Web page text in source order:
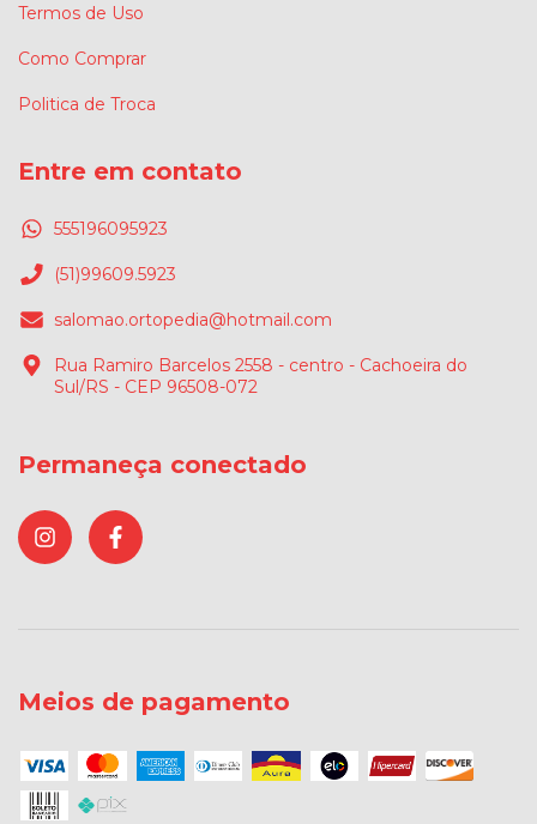
Termos de Uso
Como Comprar
Politica de Troca
Entre em contato
555196095923
(51)99609.5923
salomao.ortopedia@hotmail.com
Rua Ramiro Barcelos 2558 - centro - Cachoeira do
Sul/RS - CEP 96508-072
Permaneça conectado
Meios de pagamento